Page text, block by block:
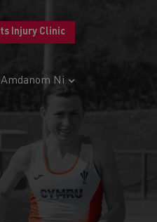
Injury Clinic
Amdanom Ni